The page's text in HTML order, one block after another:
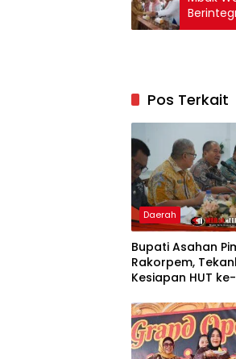
Pos Terkait
Daerah
Bupati Asahan
Rakorpem,
Kesiapan HUT
Prioritas 2027